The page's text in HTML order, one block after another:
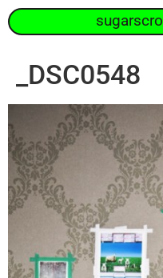
sugarscroll
_DSC0548